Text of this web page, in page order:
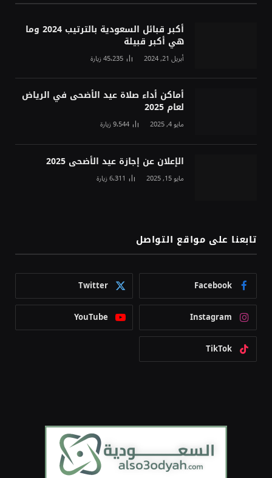
أكبر قبائل السعودية بالترتيب 2024 وما
هي أكبر قبيلة
أبريل 21, 2024 45٬235زيارة
أماكن أداء صلاة عيد الأضحى في الرياض
لعام 2025
مايو 4, 2025 9٬544زيارة
الإعلان عن إجازة عيد الأضحى 2025
مايو 15, 2025 6٬311زيارة
تابعنا على مواقع التواصل
Facebook
Twitter
Instagram
YouTube
TikTok